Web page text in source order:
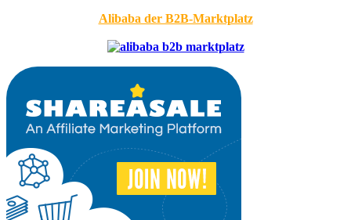
Alibaba der B2B-Marktplatz